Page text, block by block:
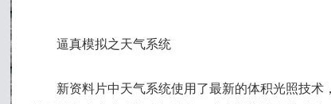
逼真模拟之天气系统
新资料片中天气系统使用了最新的体积光照技术